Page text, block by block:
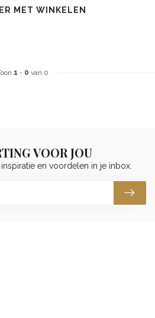
MET WINKELEN
1 - 0 van 0
VOOR JOU
en voordelen in je inbox.